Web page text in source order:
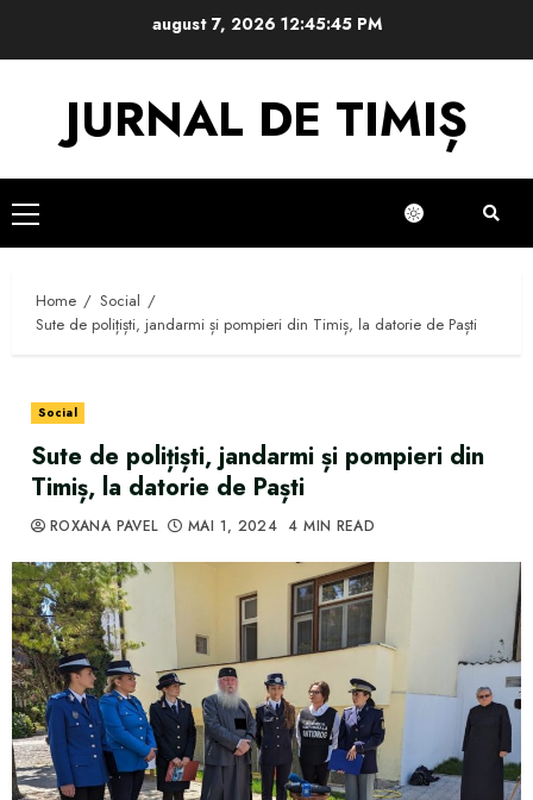
august 7, 2026 12:45:46 PM
JURNAL DE TIMIȘ
Primary
Menu
Home
Social
Sute de polițiști, jandarmi și pompieri din Timiș, la datorie de Paști
Social
Sute de polițiști, jandarmi și pompieri din
Timiș, la datorie de Paști
ROXANA PAVEL MAI 1, 2024 4 MIN READ